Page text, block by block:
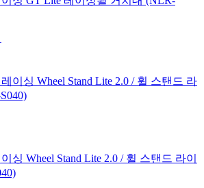
싱 Wheel Stand Lite 2.0 / 휠 스탠드 라이